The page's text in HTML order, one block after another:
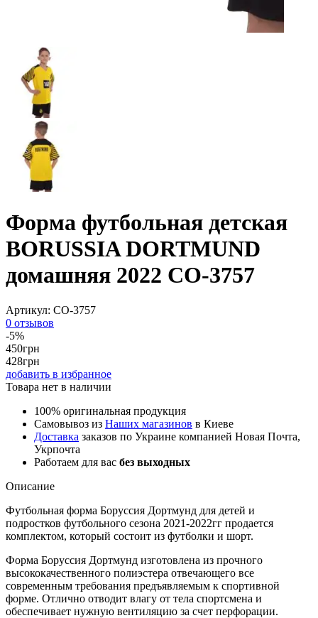
Форма футбольная детская
BORUSSIA DORTMUND
домашняя 2022 CO-3757
Артикул: CO-3757
0 отзывов
-5%
450грн
428грн
добавить в избранное
Товара нет в наличии
100% оригинальная продукция
Самовывоз из Наших магазинов в Киеве
Доставка заказов по Украине компанией Новая Почта,
Укрпочта
Работаем для вас без выходных
Описание
Футбольная форма Боруссия Дортмунд для детей и
подростков футбольного сезона 2021-2022гг продается
комплектом, который состоит из футболки и шорт.
Форма Боруссия Дортмунд изготовлена из прочного
высококачественного полиэстера отвечающего все
современным требования предъявляемым к спортивной
форме. Отлично отводит влагу от тела спортсмена и
обеспечивает нужную вентиляцию за счет перфорации.